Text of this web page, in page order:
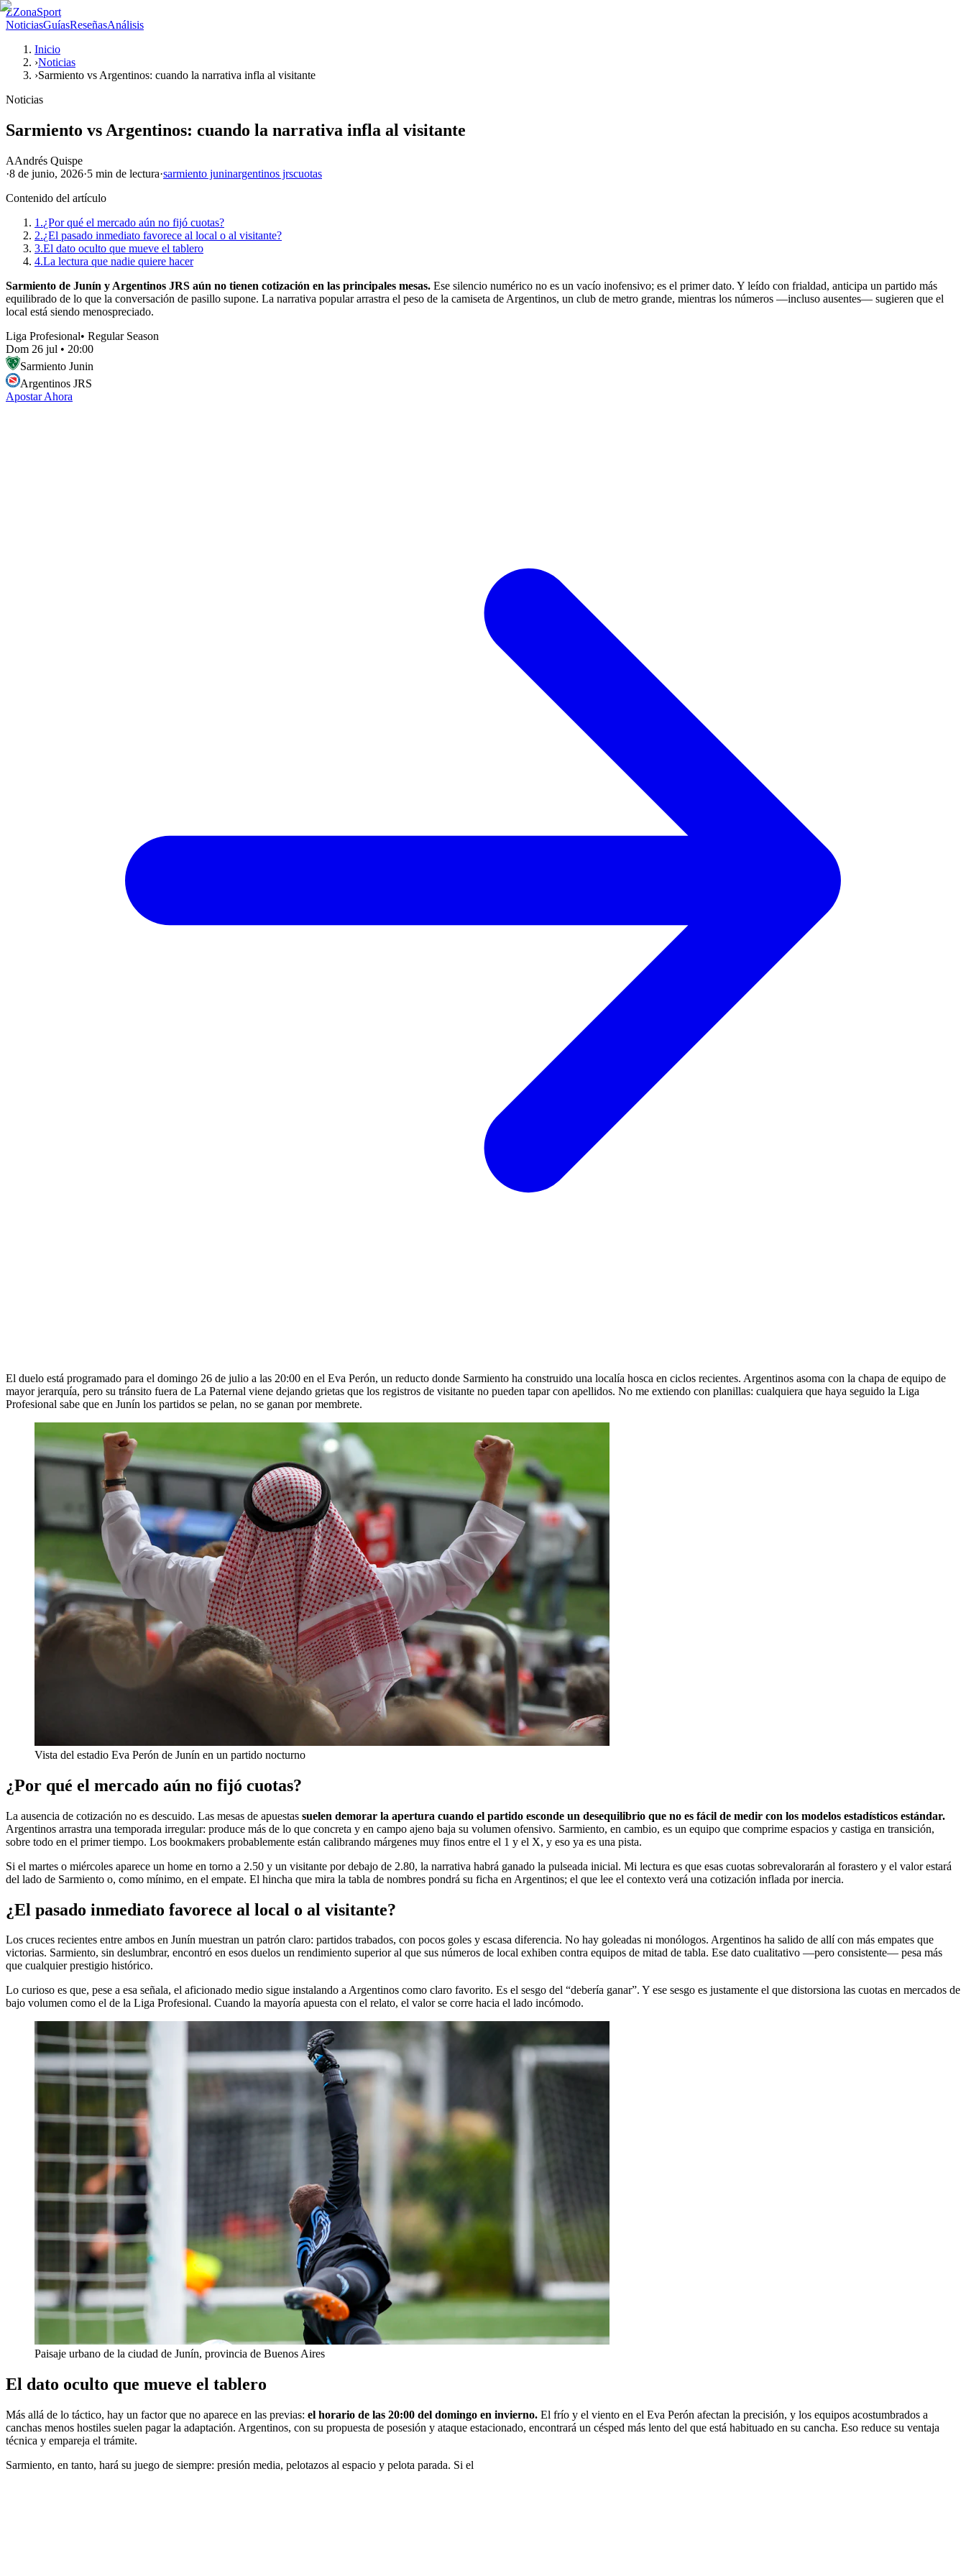
ZZonaSport
NoticiasGuíasReseñasAnálisis
Inicio
›Noticias
›Sarmiento vs Argentinos: cuando la narrativa infla al visitante
Noticias
Sarmiento vs Argentinos: cuando la narrativa infla al visitante
AAndrés Quispe
·8 de junio, 2026·5 min de lectura·sarmiento juninargentinos jrscuotas
Contenido del artículo
1.¿Por qué el mercado aún no fijó cuotas?
2.¿El pasado inmediato favorece al local o al visitante?
3.El dato oculto que mueve el tablero
4.La lectura que nadie quiere hacer
Sarmiento de Junín y Argentinos JRS aún no tienen cotización en las principales mesas. Ese silencio numérico no es un vacío inofensivo; es el primer dato. Y leído con frialdad, anticipa un partido más
equilibrado de lo que la conversación de pasillo supone. La narrativa popular arrastra el peso de la camiseta de Argentinos, un club de metro grande, mientras los números —incluso ausentes— sugieren que el
local está siendo menospreciado.
Liga Profesional• Regular Season
Dom 26 jul • 20:00
Sarmiento Junin
Argentinos JRS
Apostar Ahora
El duelo está programado para el domingo 26 de julio a las 20:00 en el Eva Perón, un reducto donde Sarmiento ha construido una localía hosca en ciclos recientes. Argentinos asoma con la chapa de equipo de
mayor jerarquía, pero su tránsito fuera de La Paternal viene dejando grietas que los registros de visitante no pueden tapar con apellidos. No me extiendo con planillas: cualquiera que haya seguido la Liga
Profesional sabe que en Junín los partidos se pelan, no se ganan por membrete.
Vista del estadio Eva Perón de Junín en un partido nocturno
¿Por qué el mercado aún no fijó cuotas?
La ausencia de cotización no es descuido. Las mesas de apuestas suelen demorar la apertura cuando el partido esconde un desequilibrio que no es fácil de medir con los modelos estadísticos estándar.
Argentinos arrastra una temporada irregular: produce más de lo que concreta y en campo ajeno baja su volumen ofensivo. Sarmiento, en cambio, es un equipo que comprime espacios y castiga en transición,
sobre todo en el primer tiempo. Los bookmakers probablemente están calibrando márgenes muy finos entre el 1 y el X, y eso ya es una pista.
Si el martes o miércoles aparece un home en torno a 2.50 y un visitante por debajo de 2.80, la narrativa habrá ganado la pulseada inicial. Mi lectura es que esas cuotas sobrevalorarán al forastero y el valor estará
del lado de Sarmiento o, como mínimo, en el empate. El hincha que mira la tabla de nombres pondrá su ficha en Argentinos; el que lee el contexto verá una cotización inflada por inercia.
¿El pasado inmediato favorece al local o al visitante?
Los cruces recientes entre ambos en Junín muestran un patrón claro: partidos trabados, con pocos goles y escasa diferencia. No hay goleadas ni monólogos. Argentinos ha salido de allí con más empates que
victorias. Sarmiento, sin deslumbrar, encontró en esos duelos un rendimiento superior al que sus números de local exhiben contra equipos de mitad de tabla. Ese dato cualitativo —pero consistente— pesa más
que cualquier prestigio histórico.
Lo curioso es que, pese a esa señala, el aficionado medio sigue instalando a Argentinos como claro favorito. Es el sesgo del “debería ganar”. Y ese sesgo es justamente el que distorsiona las cuotas en mercados de
bajo volumen como el de la Liga Profesional. Cuando la mayoría apuesta con el relato, el valor se corre hacia el lado incómodo.
Paisaje urbano de la ciudad de Junín, provincia de Buenos Aires
El dato oculto que mueve el tablero
Más allá de lo táctico, hay un factor que no aparece en las previas: el horario de las 20:00 del domingo en invierno. El frío y el viento en el Eva Perón afectan la precisión, y los equipos acostumbrados a
canchas menos hostiles suelen pagar la adaptación. Argentinos, con su propuesta de posesión y ataque estacionado, encontrará un césped más lento del que está habituado en su cancha. Eso reduce su ventaja
técnica y empareja el trámite.
Sarmiento, en tanto, hará su juego de siempre: presión media, pelotazos al espacio y pelota parada. Si el